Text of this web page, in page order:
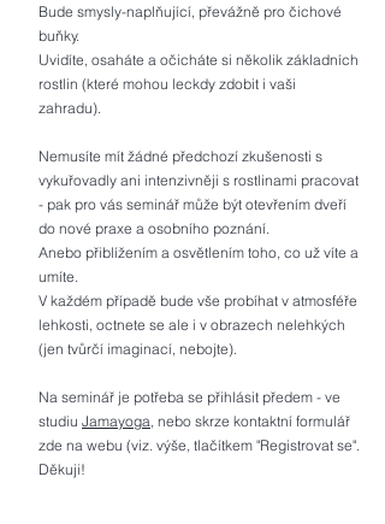
Bude smysly-naplňující, převážně pro čichové
buňky.
Uvidíte, osaháte a očicháte si několik základních
rostlin (které mohou leckdy zdobit i vaši
zahradu).
Nemusíte mít žádné předchozí zkušenosti s
vykuřovadly ani intenzivněji s rostlinami pracovat
- pak pro vás seminář může být otevřením dveří
do nové praxe a osobního poznání.
Anebo přiblížením a osvětlením toho, co už víte a
umíte.
V každém případě bude vše probíhat v atmosféře
lehkosti, octnete se ale i v obrazech nelehkých
(jen tvůrčí imaginací, nebojte).
Na seminář je potřeba se přihlásit předem - ve
studiu Jamayoga , nebo skrze kontaktní formulář
zde na webu (viz. výše, tlačítkem "Registrovat se".
Děkuji!